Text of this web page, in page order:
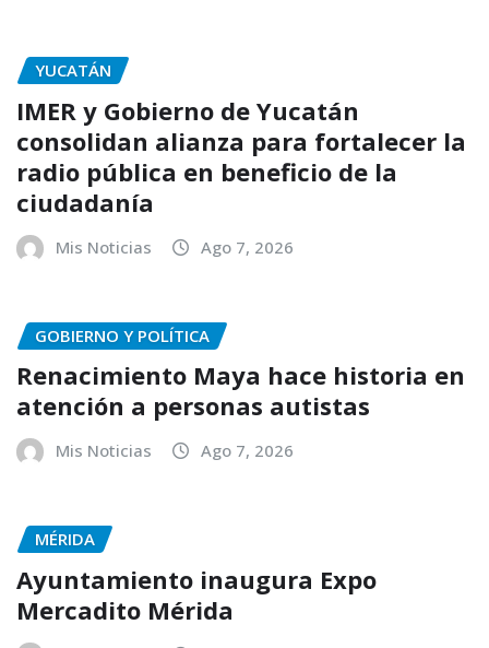
YUCATÁN
IMER y Gobierno de Yucatán
consolidan alianza para fortalecer la
radio pública en beneficio de la
ciudadanía
Mis Noticias Ago 7, 2026
GOBIERNO Y POLÍTICA
Renacimiento Maya hace historia en
atención a personas autistas
Mis Noticias Ago 7, 2026
MÉRIDA
Ayuntamiento inaugura Expo
Mercadito Mérida